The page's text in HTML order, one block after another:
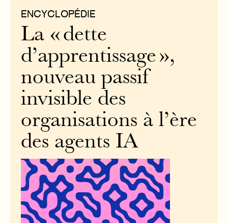
ENCYCLOPÉDIE
La « dette
d’apprentissage »,
nouveau passif
invisible des
organisations à l’ère
des agents IA